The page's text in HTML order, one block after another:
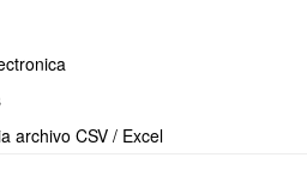
archivo CSV / Excel